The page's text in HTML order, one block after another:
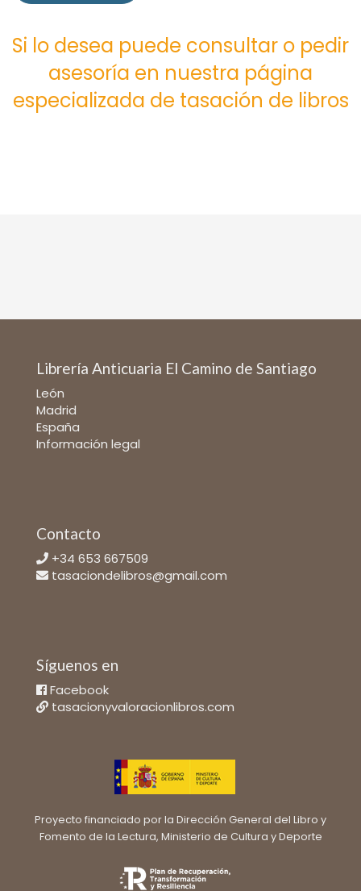
Si lo desea puede consultar o pedir
asesoría en nuestra página
especializada de tasación de libros
Librería Anticuaria El Camino de Santiago
León
Madrid
España
Información legal
Contacto
+34 653 667509
tasaciondelibros@gmail.com
Síguenos en
Facebook
tasacionyvaloracionlibros.com
Proyecto financiado por la Dirección General del Libro y
Fomento de la Lectura, Ministerio de Cultura y Deporte